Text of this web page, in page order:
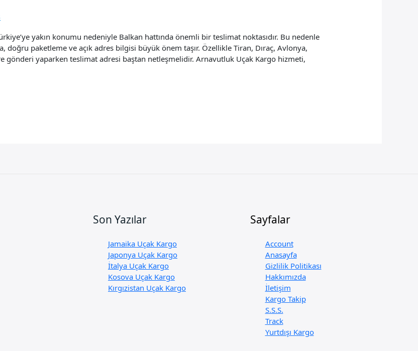
yakın konumu nedeniyle Balkan hattında önemli bir teslimat noktasıdır. Bu nedenle
doğru paketleme ve açık adres bilgisi büyük önem taşır. Özellikle Tiran, Dıraç, Avlonya,
gönderi yaparken teslimat adresi baştan netleşmelidir. Arnavutluk Uçak Kargo hizmeti,
Son Yazılar
Jamaika Uçak Kargo
Japonya Uçak Kargo
İtalya Uçak Kargo
Kosova Uçak Kargo
Kırgızistan Uçak Kargo
Sayfalar
Account
Anasayfa
Gizlilik Politikası
Hakkımızda
İletişim
Kargo Takip
S.S.S.
Track
Yurtdışı Kargo